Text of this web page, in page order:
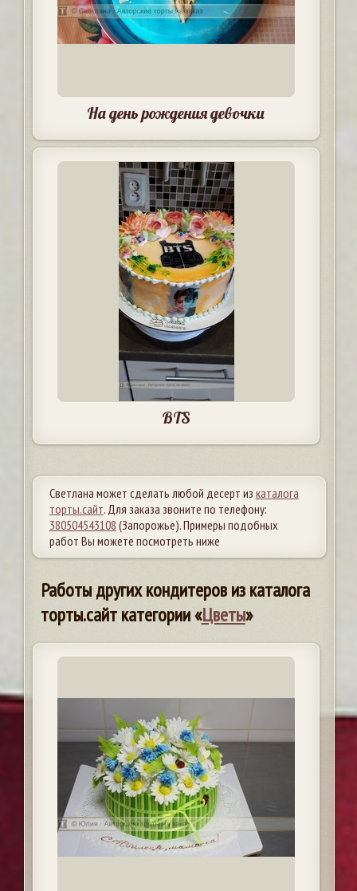
На день рождения девочки
BTS
Светлана может сделать любой десерт из каталога
торты.сайт. Для заказа звоните по телефону:
380504543108 (Запорожье). Примеры подобных
работ Вы можете посмотреть ниже
Работы других кондитеров из каталога
торты.сайт категории «Цветы»